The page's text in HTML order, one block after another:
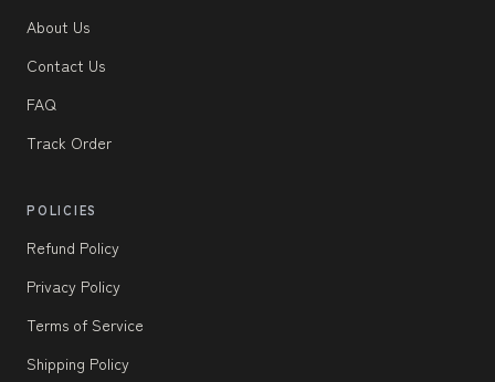
About Us
Contact Us
FAQ
Track Order
POLICIES
Refund Policy
Privacy Policy
Terms of Service
Shipping Policy